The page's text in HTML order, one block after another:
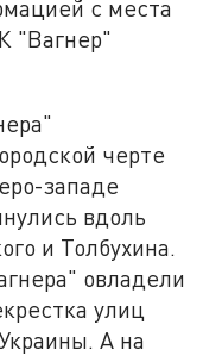
с места
"Вагнер"
черте
западе
вдоль
и Толбухина.
овладели
улиц
А на